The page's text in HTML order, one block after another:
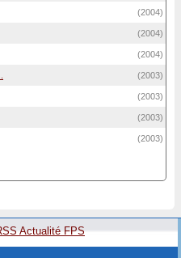
(2004)
(2004)
(2004)
(2003)
(2003)
(2003)
(2003)